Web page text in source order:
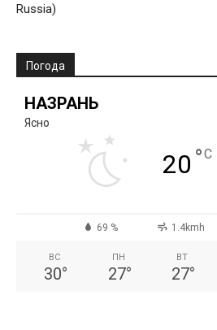
Russia)
Погода
НАЗРАНЬ
Ясно
20 °C
69 % 1.4kmh
ВС
30°
ПН
27°
ВТ
27°